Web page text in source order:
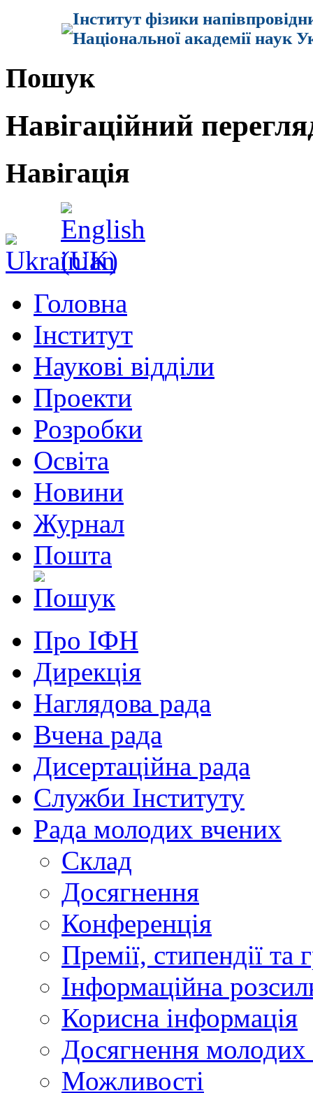
Інститут фізики
Національної академії наук
Пошук
Навігаційний
Навігація
Головна
Інститут
Наукові відділи
Проекти
Розробки
Освіта
Новини
Журнал
Пошта
Про ІФН
Дирекція
Наглядова рада
Вчена рада
Дисертаційна рада
Служби Інституту
Рада молодих вчених
Склад
Досягнення
Конференція
Премії, стипендії та
Інформаційна
Корисна інформація
Досягнення молодих
Можливості